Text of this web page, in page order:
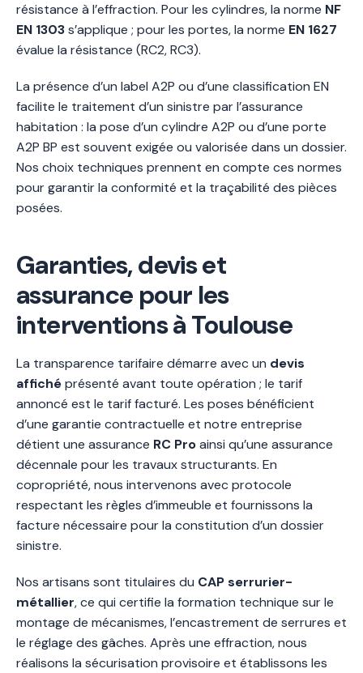
résistance à l’effraction. Pour les cylindres, la norme NF
EN 1303s’applique ; pour les portes, la norme EN 1627
évalue la résistance (RC2, RC3).
La présence d’un label A2P ou d’une classification EN
facilite le traitement d’un sinistre par l’assurance
habitation : la pose d’un cylindre A2P ou d’une porte
A2P BP est souvent exigée ou valorisée dans un dossier.
Nos choix techniques prennent en compte ces normes
pour garantir la conformité et la traçabilité des pièces
posées.
Garanties, devis et
assurance pour les
interventions à Toulouse
La transparence tarifaire démarre avec un devis
affichéprésenté avant toute opération ; le tarif
annoncé est le tarif facturé. Les poses bénéficient
d’une garantie contractuelle et notre entreprise
détient une assurance RC Proainsi qu’une assurance
décennale pour les travaux structurants. En
copropriété, nous intervenons avec protocole
respectant les règles d’immeuble et fournissons la
facture nécessaire pour la constitution d’un dossier
sinistre.
Nos artisans sont titulaires du CAP serrurier-
métallier, ce qui certifie la formation technique sur le
montage de mécanismes, l’encastrement de serrures et
le réglage des gâches. Après une effraction, nous
réalisons la sécurisation provisoire et établissons les